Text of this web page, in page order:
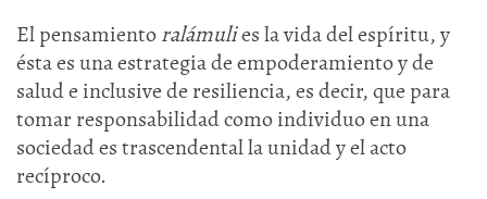
El pensamientoralámulies la vida del espíritu, y
ésta es una estrategia de empoderamiento y de
salud e inclusive de resiliencia, es decir, que para
tomar responsabilidad como individuo en una
sociedad es trascendental la unidad y el acto
recíproco.